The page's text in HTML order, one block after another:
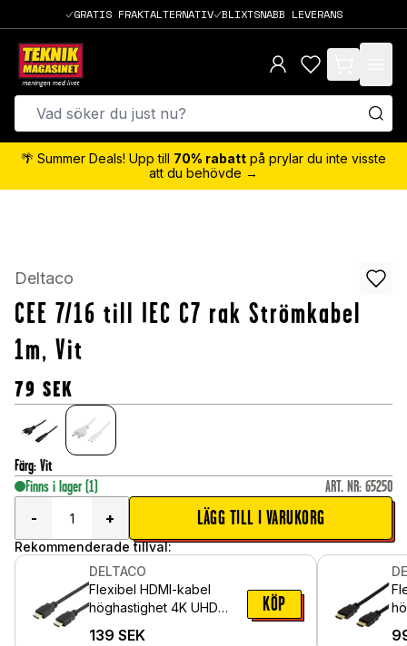
GRATIS FRAKTALTERNATIV BLIXTSNABB LEVERANS
items in cart,
🌴 Summer Deals! Upp till 70% rabatt på prylar du inte visste
att du behövde →
Deltaco
CEE 7/16 till IEC C7 rak Strömkabel
1m, Vit
79 SEK
Färg: Vit
Finns i lager (1) ART. NR: 65250
-
+ LÄGG TILL I VARUKORG
Rekommenderade tillval:
DELTACO
Flexibel HDMI-kabel
höghastighet 4K UHD
139 SEK
KÖP